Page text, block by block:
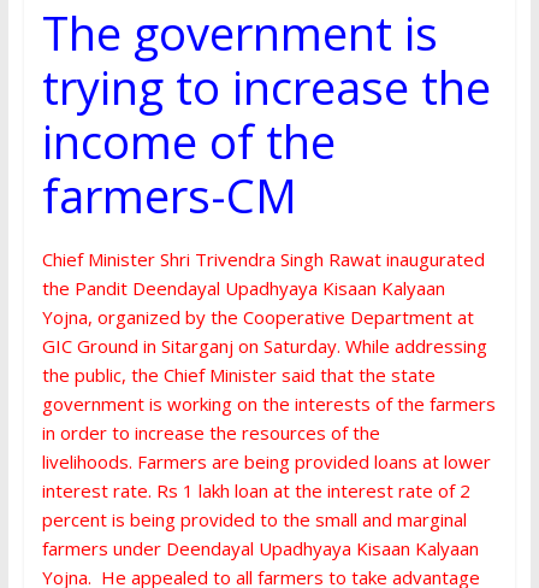
The government is
trying to increase the
income of the
farmers-CM
Chief Minister Shri Trivendra Singh Rawat inaugurated
the Pandit Deendayal Upadhyaya Kisaan Kalyaan
Yojna, organized by the Cooperative Department at
GIC Ground in Sitarganj on Saturday. While addressing
the public, the Chief Minister said that the state
government is working on the interests of the farmers
in order to increase the resources of the
livelihoods. Farmers are being provided loans at lower
interest rate. Rs 1 lakh loan at the interest rate of 2
percent is being provided to the small and marginal
farmers under Deendayal Upadhyaya Kisaan Kalyaan
Yojna. He appealed to all farmers to take advantage